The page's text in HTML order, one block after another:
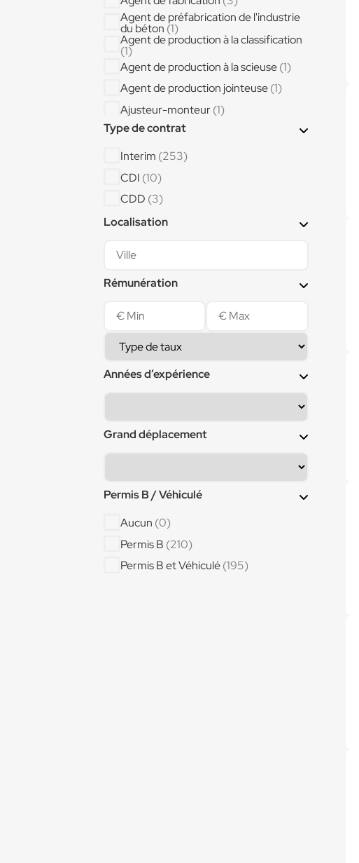
Agent de préfabrication de l'industrie
du béton (1)
Agent de production à la classification
(1)
Agent de production à la scieuse(1)
Agent de production jointeuse(1)
Ajusteur-monteur(1)
Ajusteur-Monteur aéronautique
AJUSTEUR ASSEMBLEUR GRAND
DEPLACEMENT
AJUSTEUR ASSEMBLEUR LOCAL
(1)
Aménageur intégrateur de cabines
d'aéronefs
Assistant administratif
Assistant RH et Communication
Assistant supply-chain
Bardeur ()(1)
Boucher(2)
Canalisateur(2)
Cariste manutentionnaire
Cariste réceptionnaire(1)
Carreleur(4)
Chargé d'affaires
Charpentier(4)
Charpentier bois(1)
Type de contrat
Interim (253)
CDI (10)
CDD (3)
Localisation
Rémunération
Années d’expérience
Grand déplacement
Permis B / Véhiculé
Aucun (0)
Permis B (210)
Permis B et Véhiculé(195)